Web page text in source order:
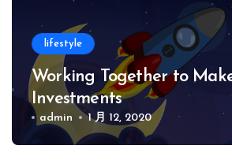
lifestyle
Working Together to
Investments
admin 1 月 12, 2020